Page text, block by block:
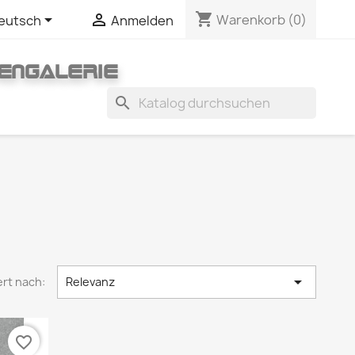
  Anmelden shopping_cart Warenkorb (0)
search
nach: Relevanz 
favorite_border